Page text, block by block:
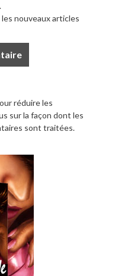
nouveaux articles
réduire les
sur la façon dont les
sont traitées.